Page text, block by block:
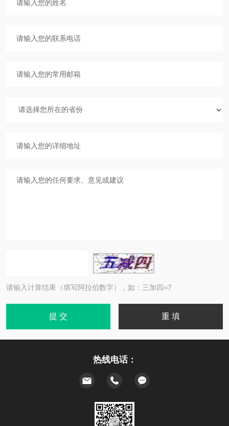
请输入计算结果（填写阿拉伯数字），如：三加四=7
热线电话：